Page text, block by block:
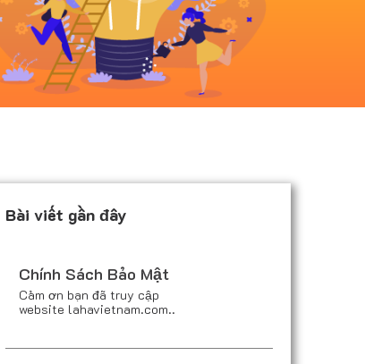
Bài viết gần đây
Chính Sách Bảo Mật
Cảm ơn bạn đã truy cập
website lahavietnam.com..